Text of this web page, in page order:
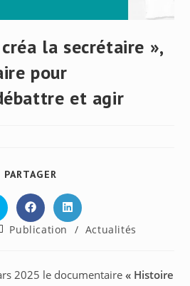
la secrétaire »,
pour
et agir
PARTAGER
CONTENU
Ouvrir
dans
une
Ouvrir
dans
une
Publication / Actualités
2025 le documentaire« Histoire